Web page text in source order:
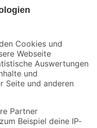
mehr verpassen!